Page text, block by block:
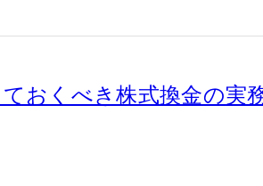
おくべき株式換金の実